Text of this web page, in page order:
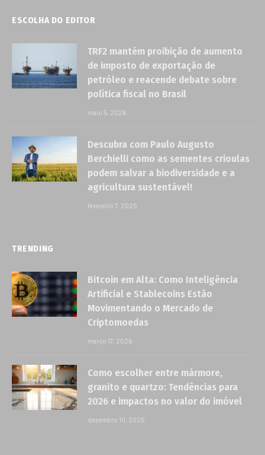
ESCOLHA DO EDITOR
TRF2 mantém proibição de aumento
de imposto de exportação de
petróleo e reacende debate sobre
política fiscal no Brasil
maio 5, 2026
Descubra com Paulo Augusto
Berchielli como as sementes crioulas
podem salvar a biodiversidade e a
agricultura sustentável!
fevereiro 7, 2025
TRENDING
Bitcoin em Alta: Como Inteligência
Artificial e Stablecoins Estão
Movimentando o Mercado de
Criptomoedas
março 17, 2026
Como escolher entre mármore,
granito e quartzo: Tendências para
2026 e impactos no valor do imóvel
dezembro 10, 2025